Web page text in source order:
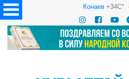
Конаев+34C°